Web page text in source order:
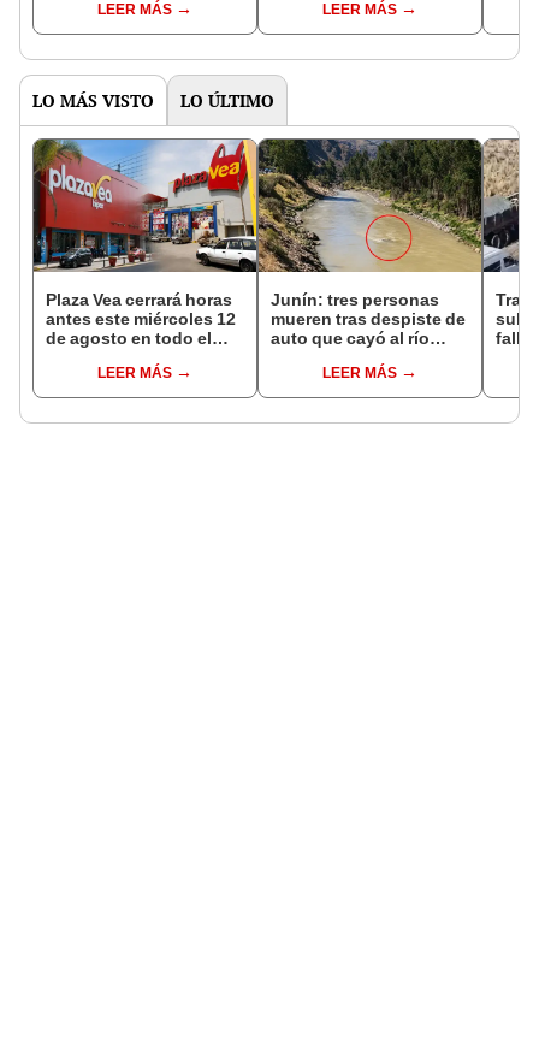
El Salvador y reducirá el
tráfico a solo 20
LEER MÁS
mejora vialLEER MÁS
del
LO MÁS VISTO LO ÚLTIMO
Plaza Vea cerrará horas
antes este miércoles 12
de agosto en todo el
hasta las 7 p.m.
LEER MÁS
Junín: tres personas
mueren tras despiste de
auto que cayó al río
CentralLEER MÁS
sube